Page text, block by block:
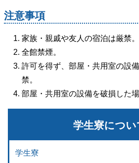
注意事項
家族・親戚や友人の宿泊は厳禁。
全館禁煙。
許可を得ず、部屋・共用室の設
禁。
部屋・共用室の設備を破損した場
学生寮につい
学生寮